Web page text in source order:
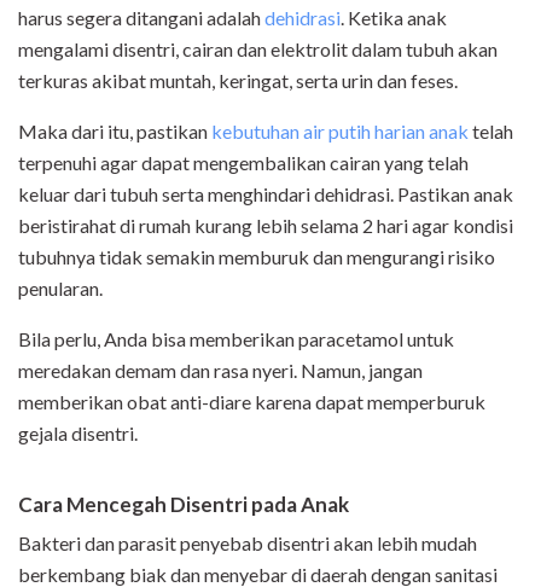
harus segera ditangani adalahdehidrasi. Ketika anak
mengalami disentri, cairan dan elektrolit dalam tubuh akan
terkuras akibat muntah, keringat, serta urin dan feses.
Maka dari itu, pastikan kebutuhan air putih harian anak telah
terpenuhi agar dapat mengembalikan cairan yang telah
keluar dari tubuh serta menghindari dehidrasi. Pastikan anak
beristirahat di rumah kurang lebih selama 2 hari agar kondisi
tubuhnya tidak semakin memburuk dan mengurangi risiko
penularan.
Bila perlu, Anda bisa memberikan paracetamol untuk
meredakan demam dan rasa nyeri. Namun, jangan
memberikan obat anti-diare karena dapat memperburuk
gejala disentri.
Cara Mencegah Disentri pada Anak
Bakteri dan parasit penyebab disentri akan lebih mudah
berkembang biak dan menyebar di daerah dengan sanitasi